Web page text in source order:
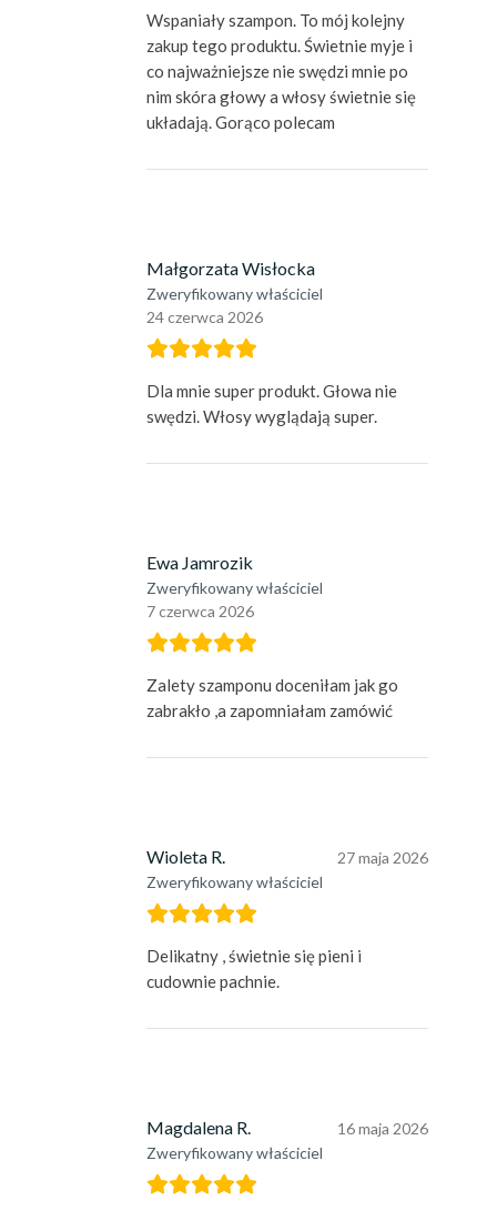
Wspaniały szampon. To mój kolejny
zakup tego produktu. Świetnie myje i
co najważniejsze nie swędzi mnie po
nim skóra głowy a włosy świetnie się
układają. Gorąco polecam
Małgorzata Wisłocka
Zweryfikowany właściciel
24 czerwca 2026
Dla mnie super produkt. Głowa nie
swędzi. Włosy wyglądają super.
Ewa Jamrozik
Zweryfikowany właściciel
7 czerwca 2026
Zalety szamponu doceniłam jak go
zabrakło ,a zapomniałam zamówić
Wioleta R.
Zweryfikowany właściciel
27 maja 2026
Delikatny , świetnie się pieni i
cudownie pachnie.
Magdalena R.
Zweryfikowany właściciel
16 maja 2026